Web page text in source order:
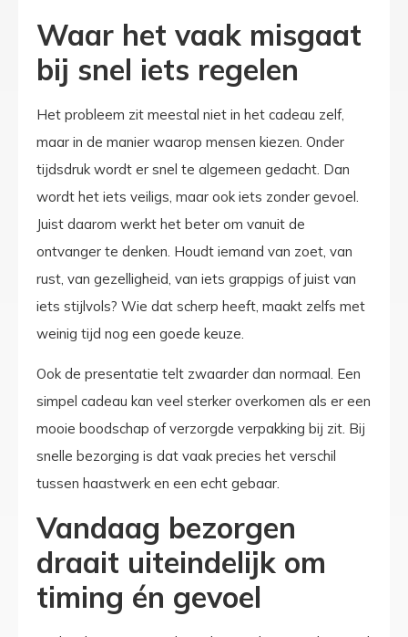
Waar het vaak misgaat
bij snel iets regelen
Het probleem zit meestal niet in het cadeau zelf,
maar in de manier waarop mensen kiezen. Onder
tijdsdruk wordt er snel te algemeen gedacht. Dan
wordt het iets veiligs, maar ook iets zonder gevoel.
Juist daarom werkt het beter om vanuit de
ontvanger te denken. Houdt iemand van zoet, van
rust, van gezelligheid, van iets grappigs of juist van
iets stijlvols? Wie dat scherp heeft, maakt zelfs met
weinig tijd nog een goede keuze.
Ook de presentatie telt zwaarder dan normaal. Een
simpel cadeau kan veel sterker overkomen als er een
mooie boodschap of verzorgde verpakking bij zit. Bij
snelle bezorging is dat vaak precies het verschil
tussen haastwerk en een echt gebaar.
Vandaag bezorgen
draait uiteindelijk om
timing én gevoel